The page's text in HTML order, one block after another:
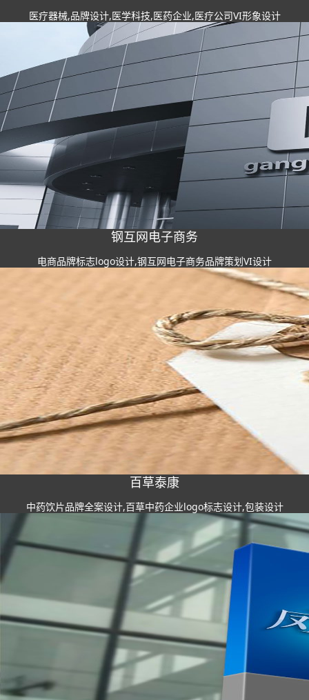
医疗器械,品牌设计,医学科技,医药企业,医疗公司VI形象设计
钢互网电子商务
电商品牌标志logo设计,钢互网电子商务品牌策划VI设计
百草泰康
中药饮片品牌全案设计,百草中药企业logo标志设计,包装设计